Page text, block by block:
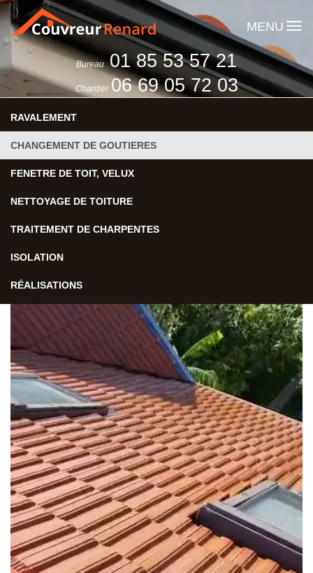
MENU
Bureau 01 85 53 57 21
Chantier 06 69 05 72 03
RAVALEMENT
CHANGEMENT DE GOUTIERES
FENETRE DE TOIT, VELUX
NETTOYAGE DE TOITURE
TRAITEMENT DE CHARPENTES
ISOLATION
RÉALISATIONS